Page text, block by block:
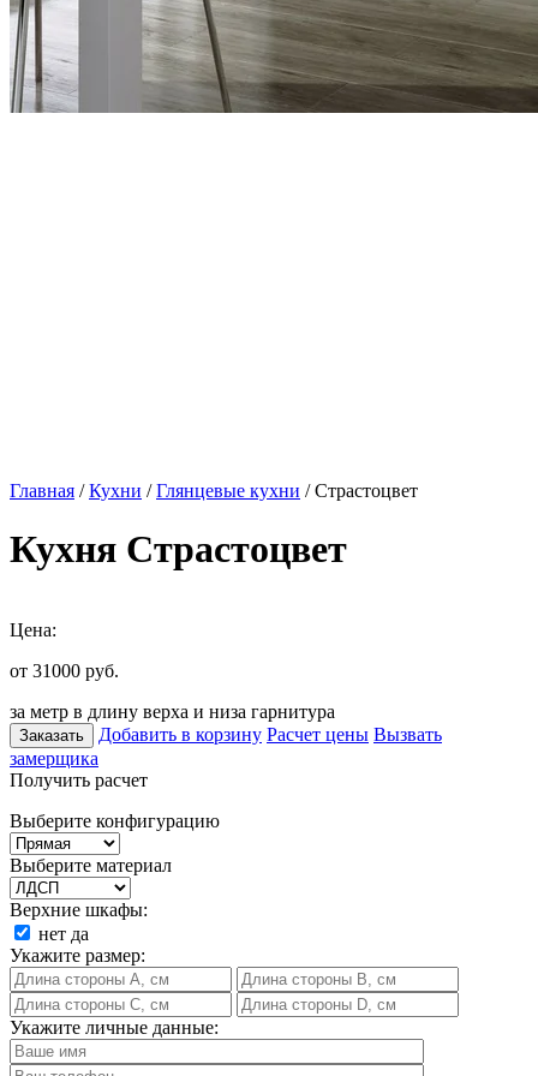
Главная /Кухни /Глянцевые кухни / Страстоцвет
Кухня Страстоцвет
Цена:
от 31000 руб.
за метр в длину верха и низа гарнитура
Заказать Добавить в корзину Расчет цены Вызвать
замерщика
Получить расчет
Выберите конфигурацию
Выберите материал
Верхние шкафы:
нет да
Укажите размер:
Укажите личные данные: